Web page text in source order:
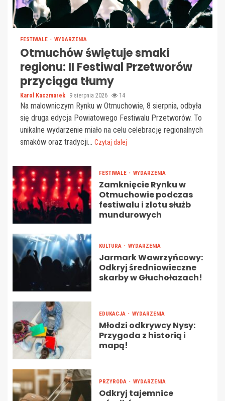
FESTIWALE WYDARZENIA
Otmuchów świętuje smaki
regionu: II Festiwal Przetworów
przyciąga tłumy
Karol Kaczmarek 9 sierpnia 2026 14
Na malowniczym Rynku w Otmuchowie, 8 sierpnia, odbyła
się druga edycja Powiatowego Festiwalu Przetworów. To
unikalne wydarzenie miało na celu celebrację regionalnych
smaków oraz tradycji... Czytaj dalej
FESTIWALE WYDARZENIA
Zamknięcie Rynku w
Otmuchowie podczas
festiwalu i zlotu służb
mundurowych
KULTURA WYDARZENIA
Jarmark Wawrzyńcowy:
Odkryj średniowieczne
skarby w Głuchołazach!
EDUKACJA WYDARZENIA
Młodzi odkrywcy Nysy:
Przygoda z historią i
mapą!
PRZYRODA WYDARZENIA
Odkryj tajemnice